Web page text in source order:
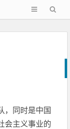
，同时是中国
会主义事业的